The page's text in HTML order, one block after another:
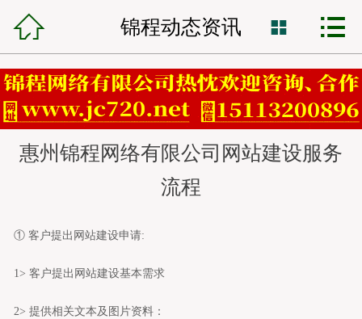
 锦程首页
网站建设
小程序开发
VR全景制作
 锦程动态资讯  
惠州锦程网络有限公司网站建设服务
流程
① 客户提出 网站建设申请:
1> 客户提出 网站建设基本需求
2> 提供相关文本及图片资料：